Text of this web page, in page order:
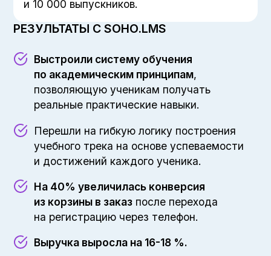
и 10 000 выпускников.
РЕЗУЛЬТАТЫ С SOHO.LMS
Выстроили систему обучения
по академическим принципам,
позволяющую ученикам получать
реальные практические навыки.
Перешли на гибкую логику построения
учебного трека на основе успеваемости
и достижений каждого ученика.
На 40% увеличилась конверсия
из корзины в заказ после перехода
на регистрацию через телефон.
Выручка выросла на 16-18 %.